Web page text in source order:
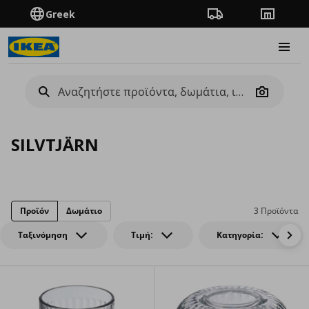
Greek Πορεία παραγγελίας
Camera
SILVTJÄRN
Ταξινόμηση Τιμή: Κατηγορία:
3 Προϊόντα
Προϊόν Δωμάτιο